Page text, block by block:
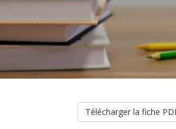
Télécharger la fiche